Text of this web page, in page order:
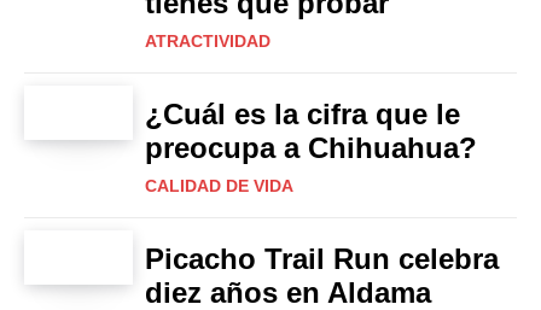
ATRACTIVIDAD
¿Cuál es la cifra que le
preocupa a Chihuahua?
CALIDAD DE VIDA
Picacho Trail Run celebra
diez años en Aldama